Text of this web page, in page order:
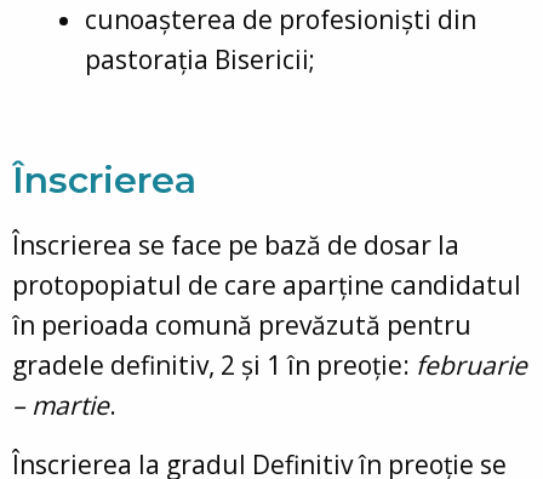
cunoașterea de profesioniști din
pastorația Bisericii;
Înscrierea
Înscrierea se face pe bază de dosar la
protopopiatul de care aparține candidatul
în perioada comună prevăzută pentru
gradele definitiv, 2 și 1 în preoție: februarie
– martie.
Înscrierea la gradul Definitiv în preoție se